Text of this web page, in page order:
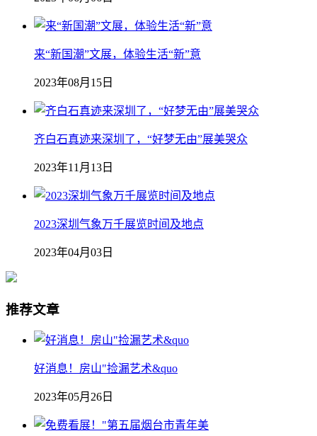
来“新国潮”文展，体验生活“新”意
2023年08月15日
齐白石真迹来深圳了，“好梦无由”展美哭众
2023年11月13日
2023深圳气象万千展览时间及地点
2023年04月03日
推荐文章
好消息！房山"捡漏艺术&quo
2023年05月26日